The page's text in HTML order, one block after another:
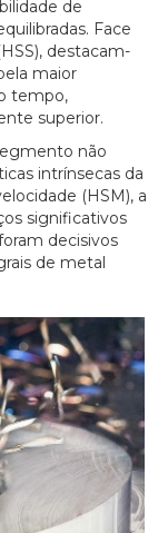
de
Face
destacam-
maior
tempo,
superior.
não
intrínsecas da
(HSM), a
significativos
decisivos
de metal